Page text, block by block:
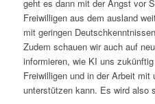
geht es dann mit der Angst vor
Freiwilligen aus dem ausland
mit geringen
Zudem schauen wir auch auf
informieren, wie KI uns
Freiwilligen und in der Arbeit mit
unterstützen kann. Es wird also